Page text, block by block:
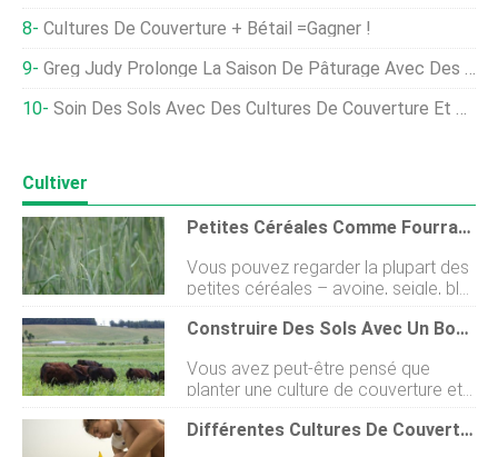
Cultures De Couverture + Bétail =Gagner !
Greg Judy Prolonge La Saison De Pâturage Avec Des Cultures De Couverture
Soin Des Sols Avec Des Cultures De Couverture Et Du Bétail
Cultiver
Petites Céréales Comme Fourrage ET Cultures De Couverture
Vous pouvez regarder la plupart des
petites céréales – avoine, seigle, blé,
triticale, orge, épeautre – et penser à
que ce soit du grain ou du fourrage. Il
font également dexcellentes cultures
de couverture. Ils sont faciles et
économiques à établir et à cultiver,
excellents pour la construction du
Construire Des Sols Avec Un Bon Fourrage
Vous avez peut-être pensé que
planter une culture de couverture et
la laisser tranquille jusquà la fin et la
plantation de la culture commercialeDifférentes Cultures De Couverture Libèrent De L'azote À Des Taux Différents